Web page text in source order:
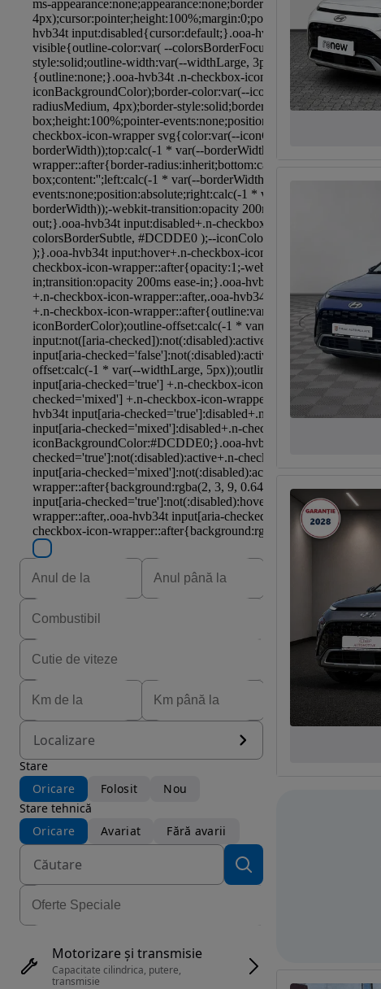
Localizare
Stare
Oricare
Folosit
Nou
Stare tehnică
Oricare
Avariat Fără avarii
Motorizare și transmisie
Capacitate cilindrica, putere,
transmisie